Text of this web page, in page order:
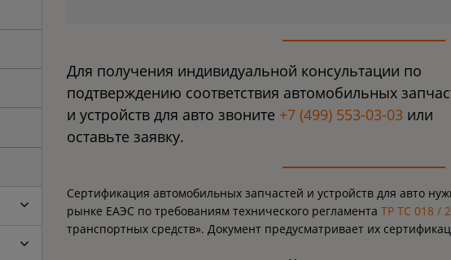
Для получения индивидуальной консультации по
подтверждению соответствия автомобильных
и устройств для авто звоните +7 (499) 553-03-03 или
оставьте заявку.
Сертификация автомобильных запчастей и устройств для авто
рынке ЕАЭС по требованиям технического регламента ТР ТС 018 /
транспортных средств». Документ предусматривает их